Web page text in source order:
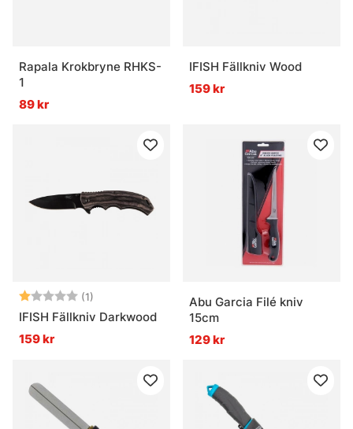
Rapala Krokbryne RHKS-
1
89 kr
IFISH Fällkniv Wood
159 kr
Betyg: (1)
1.0 utav 5 stjärnor
IFISH Fällkniv Darkwood
159 kr
Abu Garcia Filé kniv
15cm
129 kr